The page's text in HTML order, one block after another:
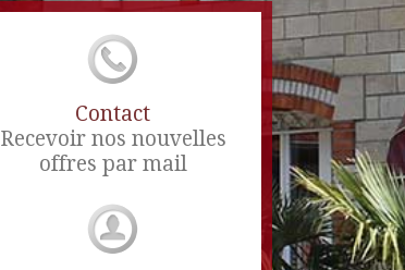
Contact
Recevoir nos nouvelles
offres par mail